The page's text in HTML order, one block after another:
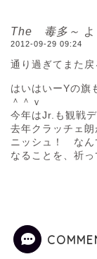
The 毒多～
2012-09-29 09:24
通り過ぎてまた戻
はいはいーYの旗
＾＾ｖ
今年はJr.も観戦
去年クラッチェ
ニッシュ！ なん
なることを、祈っ